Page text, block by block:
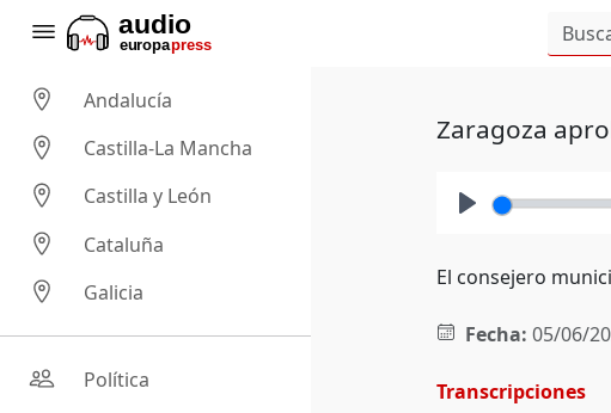
Andalucía
Castilla-La Mancha
Castilla y León
Cataluña
Galicia
Política
Zaragoza
El consejero
Fecha: 05/06/
Transcripciones